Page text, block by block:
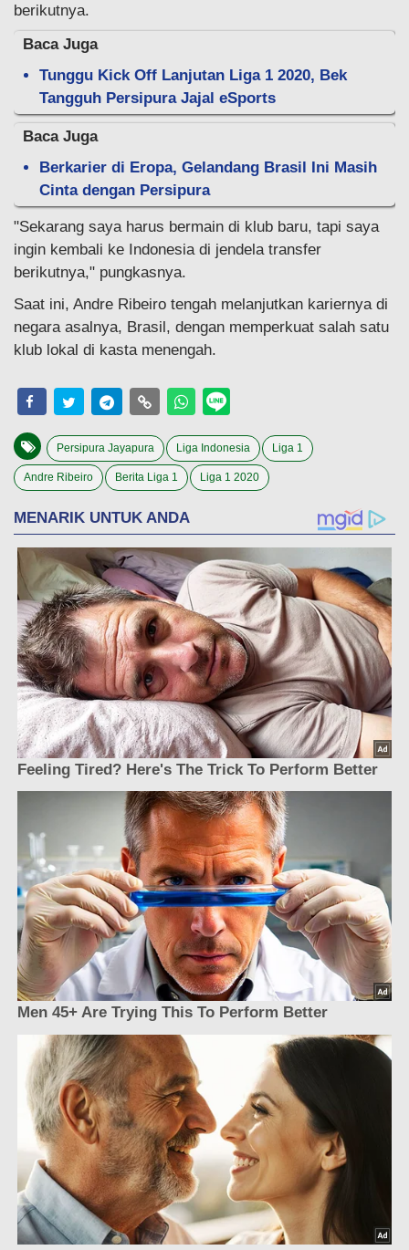
berikutnya.
Baca Juga
Tunggu Kick Off Lanjutan Liga 1 2020, Bek
Tangguh Persipura Jajal eSports
Baca Juga
Berkarier di Eropa, Gelandang Brasil Ini Masih
Cinta dengan Persipura
"Sekarang saya harus bermain di klub baru, tapi saya
ingin kembali ke Indonesia di jendela transfer
berikutnya," pungkasnya.
Saat ini, Andre Ribeiro tengah melanjutkan kariernya di
negara asalnya, Brasil, dengan memperkuat salah satu
klub lokal di kasta menengah.
Persipura Jayapura Liga Indonesia Liga 1
Andre Ribeiro Berita Liga 1 Liga 1 2020